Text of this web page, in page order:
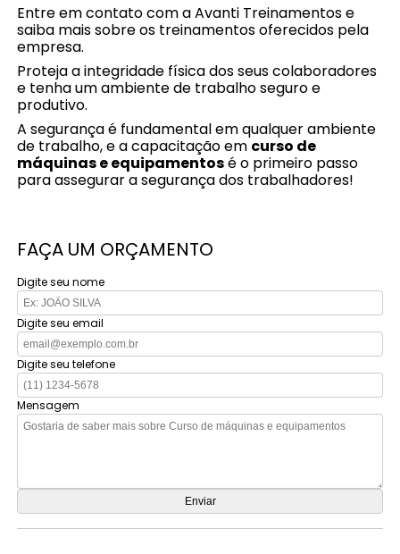
Entre em contato com a Avanti Treinamentos e
saiba mais sobre os treinamentos oferecidos pela
empresa.
Proteja a integridade física dos seus colaboradores
e tenha um ambiente de trabalho seguro e
produtivo.
A segurança é fundamental em qualquer ambiente
de trabalho, e a capacitação em curso de
máquinas e equipamentosé o primeiro passo
para assegurar a segurança dos trabalhadores!
FAÇA UM ORÇAMENTO
Digite seu nome
Digite seu email
Digite seu telefone
Mensagem